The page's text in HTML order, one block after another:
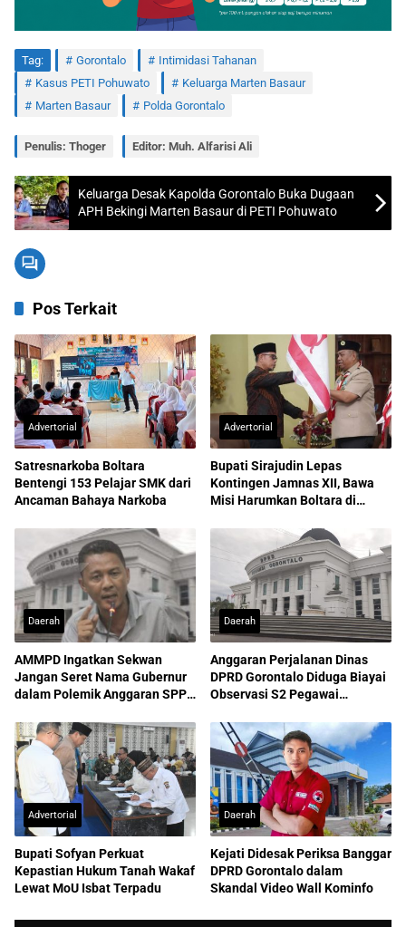
Tag: Gorontalo
Intimidasi Tahanan
Kasus PETI Pohuwato
Keluarga Marten Basaur
Marten Basaur
Polda Gorontalo
Penulis: Thoger Editor: Muh. Alfarisi Ali
Keluarga Desak Kapolda Gorontalo Buka Dugaan
APH Bekingi Marten Basaur di PETI Pohuwato
Pos Terkait
Advertorial
Satresnarkoba Boltara
Bentengi 153 Pelajar SMK dari
Ancaman Bahaya Narkoba
Advertorial
Bupati Sirajudin Lepas
Kontingen Jamnas XII, Bawa
Misi Harumkan Boltara di
Daerah
AMMPD Ingatkan Sekwan
Jangan Seret Nama Gubernur
dalam Polemik Anggaran SPPD
Daerah
Anggaran Perjalanan Dinas
DPRD Gorontalo Diduga Biayai
Observasi S2 Pegawai
Advertorial
Bupati Sofyan Perkuat
Kepastian Hukum Tanah Wakaf
Lewat MoU Isbat Terpadu
Daerah
Kejati Didesak Periksa Banggar
DPRD Gorontalo dalam
Skandal Video Wall Kominfo